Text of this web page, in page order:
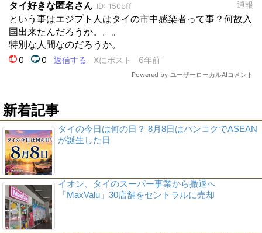
新着記事
タイの今日は何の日？ 8月8日はバンコクでASEAN
が誕生した日
イオン、タイのスーパー事業から撤退へ
「MaxValu」30店舗をセントラルに売却